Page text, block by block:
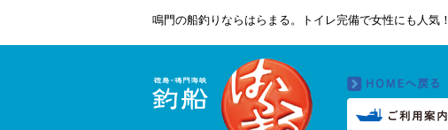
鳴門の船釣りならはらまる。トイレ完備で女性にも人気！